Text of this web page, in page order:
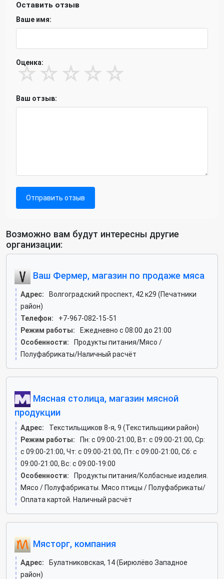
Оставить отзыв
Ваше имя:
Оценка:
☆ ☆ ☆ ☆ ☆
Ваш отзыв:
Отправить отзыв
Возможно вам будут интересны другие
организации:
Ваш Фермер, магазин по продаже мяса
Адрес:
Волгоградский проспект, 42 к29 (Печатники
район)
Телефон:
+7-967-082-15-51
Режим работы:
Ежедневно с 08:00 до 21:00
Особенности:
Продукты питания/Мясо /
Полуфабрикаты/Наличный расчёт
Мясная столица, магазин мясной
продукции
Адрес:
Текстильщиков 8-я, 9 (Текстильщики район)
Режим работы:
Пн: c 09:00-21:00, Вт: c 09:00-21:00, Ср:
c 09:00-21:00, Чт: c 09:00-21:00, Пт: c 09:00-21:00, Сб: c
09:00-21:00, Вс: c 09:00-19:00
Особенности:
Продукты питания/Колбасные изделия.
Мясо / Полуфабрикаты. Мясо птицы / Полуфабрикаты/
Оплата картой. Наличный расчёт
Мясторг, компания
Адрес:
Булатниковская, 14 (Бирюлёво Западное
район)